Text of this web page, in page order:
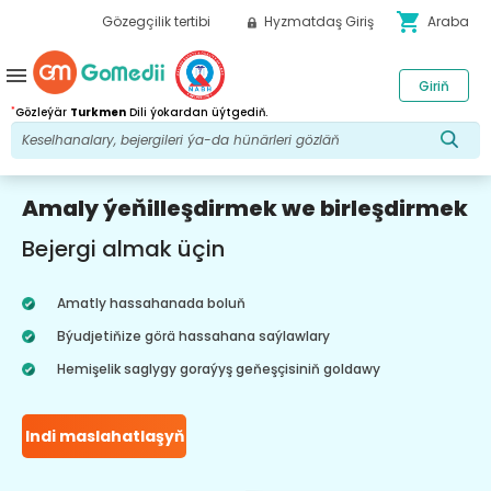
Gözegçilik tertibi Hyzmatdaş Giriş shopping_cart Araba
*Gözleýär Turkmen Dili ýokardan üýtgediň.
Giriň
menu
Amaly ýeňilleşdirmek we birleşdirmek
Bejergi almak üçin
Amatly hassahanada boluň
Býudjetiňize görä hassahana saýlawlary
Hemişelik saglygy goraýyş geňeşçisiniň goldawy
Indi maslahatlaşyň